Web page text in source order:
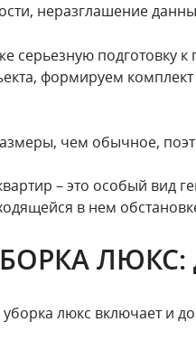
неразглашение
серьезную
формируем
чем обычное,
– это особый вид
в нем
люкс включает и